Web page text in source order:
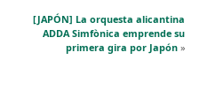
[JAPÓN] La orquesta alicantina
ADDA Simfònica emprende su
primera gira por Japón»